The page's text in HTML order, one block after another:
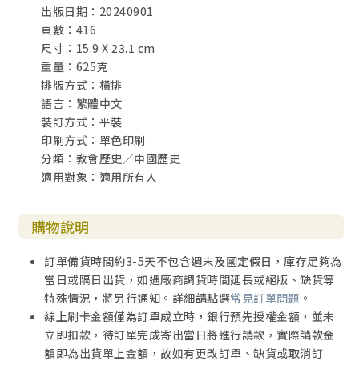
第十一章 唐朝的自信
治亂與隋朝的統一／民族融合與唐代的自信／貞觀之治與玄
武門之變／武則天的鐵腕政治／開元盛世與楊玉環／大秦景
教流行中國
附錄：大秦景教流行中國碑文選譯
第十二章 宋朝的內向
宋太祖陰謀建國／宋太宗陰謀奪權／宋真宗掩飾失敗的鬧劇
／廉潔與忠誠定典範／《資治通鑑》的文化傳統／放任的宋
徽宗斷送北宋皇朝／南
宋的愛國主義
明朝的開國功業所隱藏的危機／朱元璋扭曲的正義／猜忌的
惡果／朱棣叔姪相殘的殘酷／特務政治／獻諂與攻奸的文臣
附錄：海瑞——儒家官僚的模範
第十四章 清朝迴光返照
康熙以儒制儒的治國策略／雍正的改革與權力現實／乾隆盛
世的隱憂／內憂——白蓮教事件到太平天國／外患——從鴉片
戰爭說起／基督福音
出版日期：20240901
頁數：416
尺寸：15.9 X 23.1 cm
重量：625克
排版方式：橫排
語言：繁體中文
裝訂方式：平裝
印刷方式：單色印刷
分類：教會歷史／中國歷史
適用對象：適用所有人
購物說明
訂單備貨時間約3-5天不包含週末及國定假日，庫存足夠為
當日或隔日出貨，如遇廠商調貨時間延長或絕版、缺貨等
特殊情況，將另行通知。詳細請點選常見訂單問題 。
線上刷卡金額僅為訂單成立時，銀行預先授權金額，並未
立即扣款，待訂單完成寄出當日將進行請款，實際請款金
額即為出貨單上金額，故如有更改訂單、缺貨或取消訂